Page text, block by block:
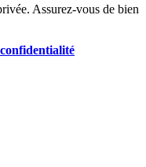
Assurez-vous de bien